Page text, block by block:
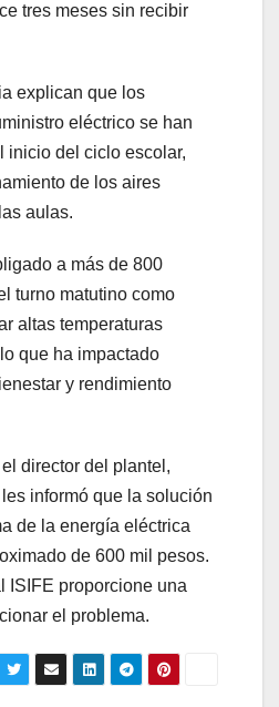
tres meses sin recibir
explican que los
eléctrico se han
inicio del ciclo escolar,
de los aires
aulas.
a más de 800
turno matutino como
altas temperaturas
que ha impactado
y rendimiento
director del plantel,
informó que la solución
de la energía eléctrica
de 600 mil pesos.
ISIFE proporcione una
el problema.